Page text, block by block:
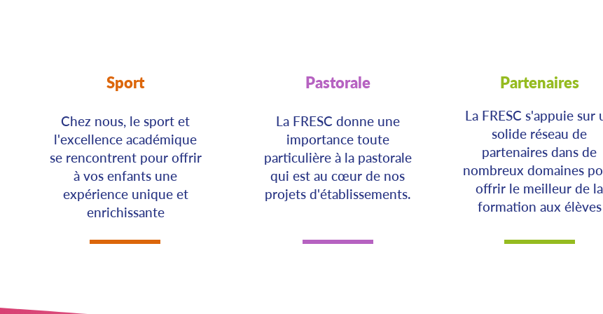
Sport
Chez nous, le sport et
l'excellence académique
se rencontrent pour offrir
à vos enfants une
expérience unique et
enrichissante
Pastorale
La FRESC donne une
importance toute
particulière à la pastorale
qui est au cœur de nos
projets d'établissements.
Partenaires
La FRESC s'appuie sur
solide réseau de
partenaires dans de
nombreux domaines
offrir le meilleur de la
formation aux élèves